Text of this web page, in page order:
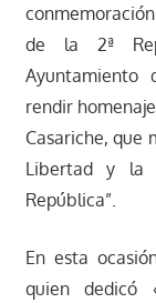
de la 2ª
Ayuntamiento
rendir
Casariche, que
Libertad y la
República”.
En esta
quien dedicó